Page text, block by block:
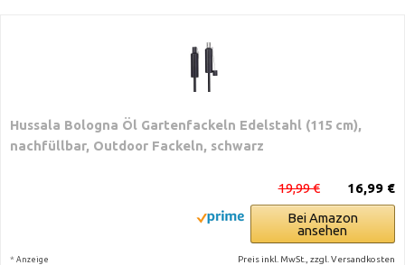
Hussala Bologna Öl Gartenfackeln Edelstahl (115 cm),
nachfüllbar, Outdoor Fackeln, schwarz
16,99 €
19,99 €
Bei Amazon
ansehen
* Anzeige Preis inkl. MwSt., zzgl. Versandkosten